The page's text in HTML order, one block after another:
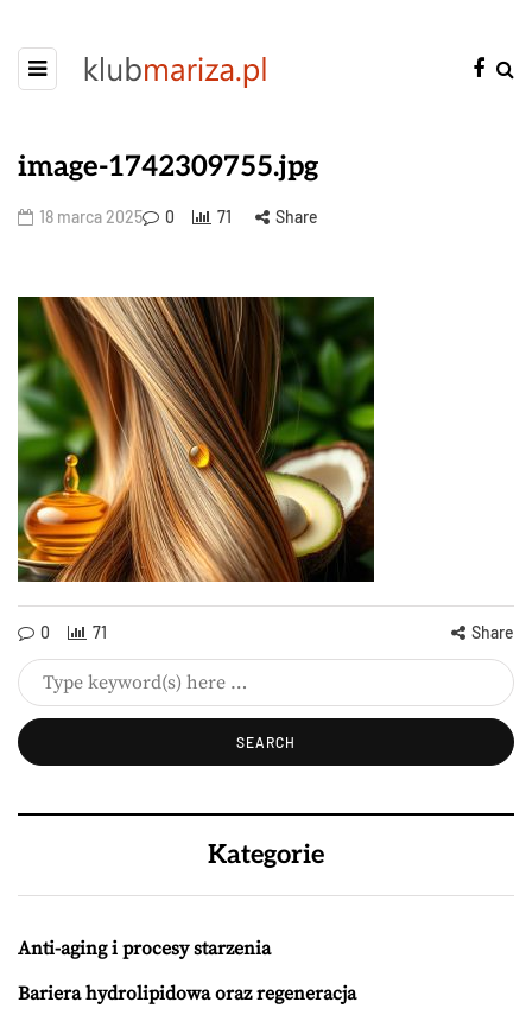
image-1742309755.jpg
18 marca 2025 0 71 Share
0 71 Share
Kategorie
Anti-aging i procesy starzenia
Bariera hydrolipidowa oraz regeneracja